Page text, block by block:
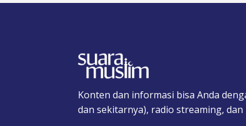
Konten dan informasi bisa Anda
dan sekitarnya), radio streaming, dan